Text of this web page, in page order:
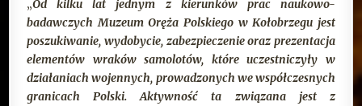
„Od kilku lat jednym z kierunków prac naukowo-
badawczych Muzeum Oręża Polskiego w Kołobrzegu jest
poszukiwanie, wydobycie, zabezpieczenie oraz prezentacja
elementów wraków samolotów, które uczestniczyły w
działaniach wojennych, prowadzonych we współczesnych
granicach Polski. Aktywność ta związana jest z